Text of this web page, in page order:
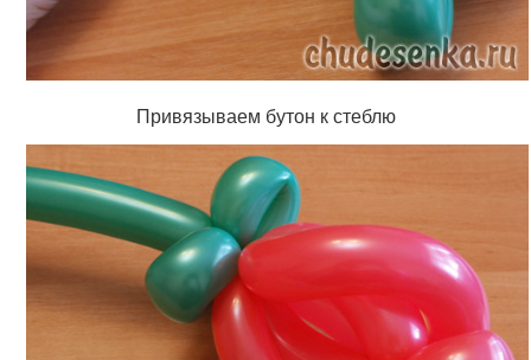
Привязываем бутон к стеблю